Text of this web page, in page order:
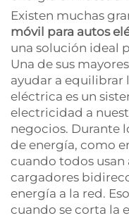
Existen muchas
móvil para autos
una solución ideal
Una de sus
ayudar a equilibrar
eléctrica es un
electricidad a
negocios. Durante
de energía, como
cuando todos
cargadores
energía a la red.
cuando se corta la